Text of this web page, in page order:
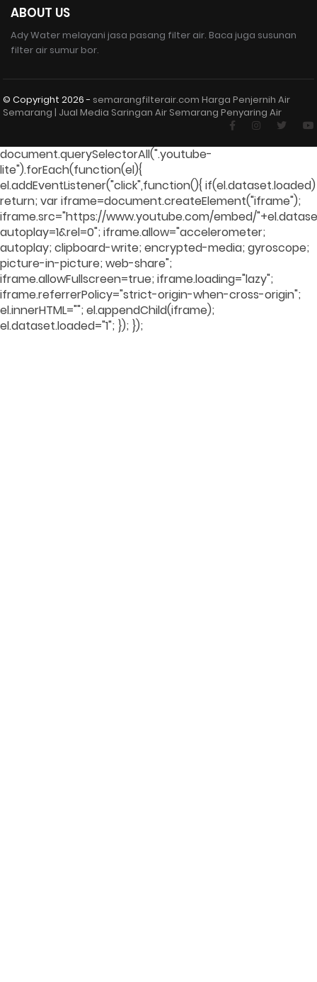
ABOUT US
Ady Water melayani jasa pasang filter air. Baca juga susunan
filter air sumur bor.
© Copyright2026 - semarangfilterair.com Harga Penjernih Air
Semarang | Jual Media Saringan Air Semarang Penyaring Air
document.querySelectorAll(".youtube-
lite").forEach(function(el){
el.addEventListener("click",function(){ if(el.dataset.loaded)
return; var iframe=document.createElement("iframe");
iframe.src="https://www.youtube.com/embed/
autoplay=1&rel=0"; iframe.allow="accelerometer;
autoplay; clipboard-write; encrypted-media; gyroscope;
picture-in-picture; web-share";
iframe.allowFullscreen=true; iframe.loading="lazy";
iframe.referrerPolicy="strict-origin-when-cross-origin";
el.innerHTML=""; el.appendChild(iframe);
el.dataset.loaded="1"; }); });